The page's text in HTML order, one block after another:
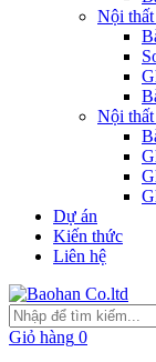
Nội
Nội
Dự án
Kiến thức
Liên hệ
Giỏ hàng 0